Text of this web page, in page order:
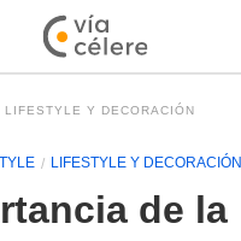
LIFESTYLE Y DECORACIÓN
LIFESTYLE Y DECORACIÓN
de la